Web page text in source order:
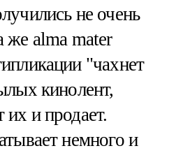
не очень
же alma mater
"чахнет
кинолент,
и продает.
немного и